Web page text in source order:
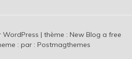
WordPress | thème : New Blog a free
: par : Postmagthemes